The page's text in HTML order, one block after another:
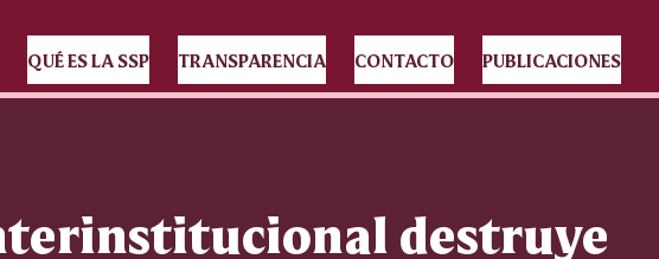
QUÉ ES LA SSP TRANSPARENCIA CONTACTO PUBLICACIONES
destruye